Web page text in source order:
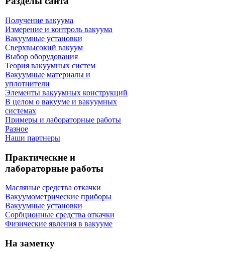
Получение вакуума
Измерение и контроль вакуума
Вакуумные установки
Сверхвысокий вакуум
Выбор оборудования
Теория вакуумных систем
Вакуумные материалы и
уплотнители
Элементы вакуумных конструкций
В целом о вакууме и вакуумных
системах
Примеры и лабораторные работы
Разное
Наши партнеры
Практические и
лабораторные работы
Масляные средства откачки
Вакуумометрические приборы
Вакуумные установки
Сорбционные средства откачки
Физические явления в вакууме
На заметку